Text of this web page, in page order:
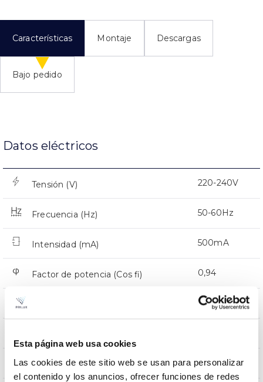
Esta página web usa cookies
Las cookies de este sitio web se usan para personalizar
el contenido y los anuncios, ofrecer funciones de redes
Características Montaje Descargas
Bajo pedido
Datos eléctricos
Tensión (V) 220-240V
Frecuencia (Hz) 50-60Hz
Intensidad (mA) 500mA
Factor de potencia (Cos fi) 0,94
12
Prot. de com. para reprogr. CMR